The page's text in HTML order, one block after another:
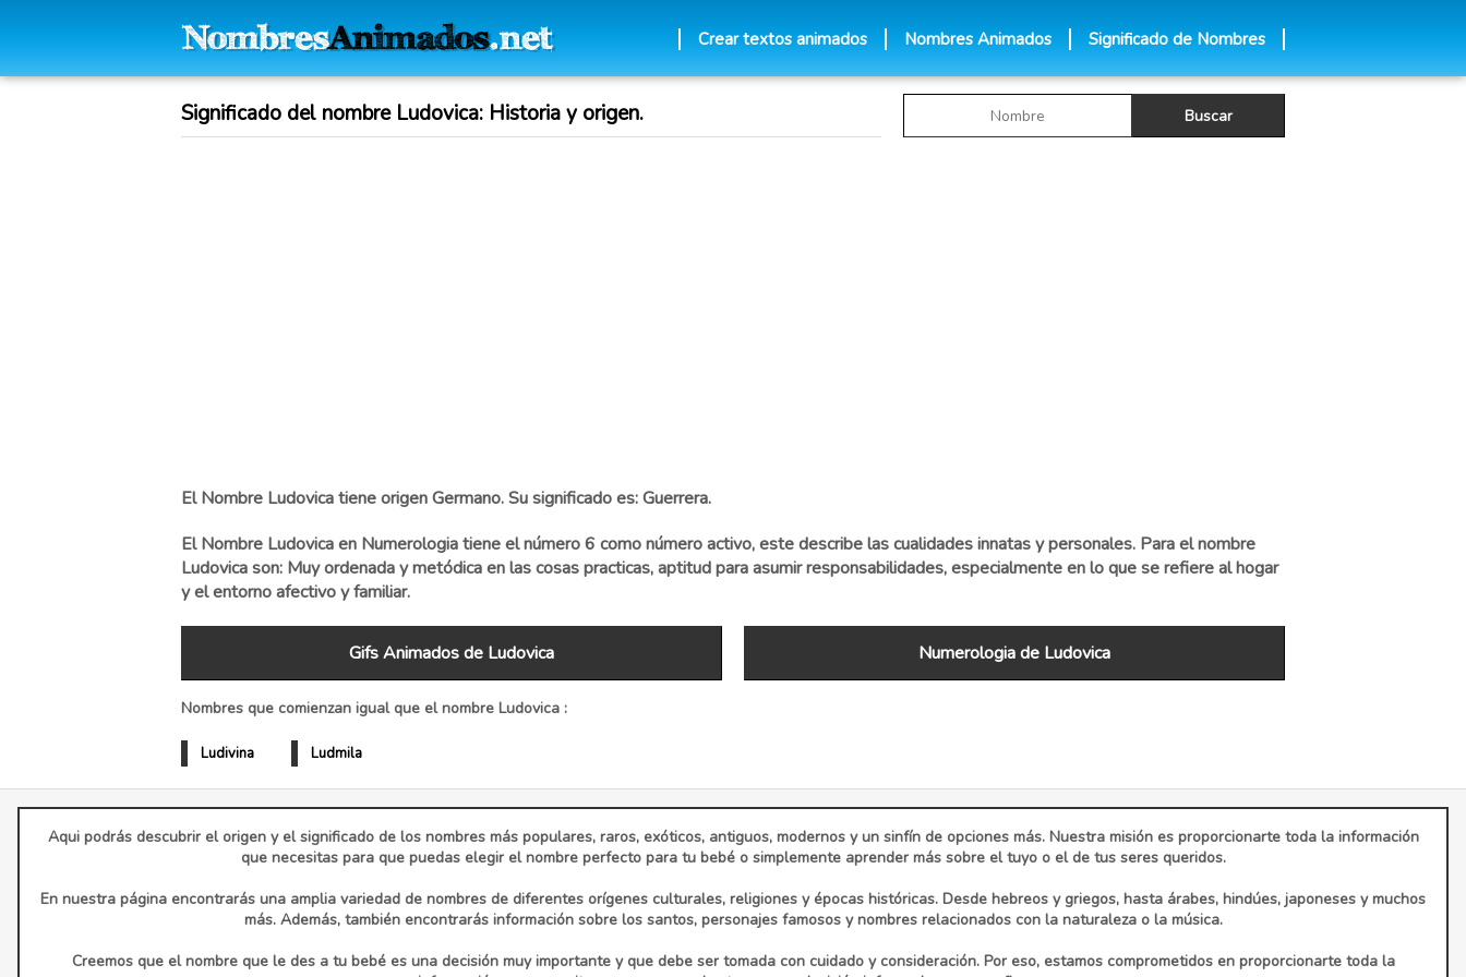
Crear textos animados Nombres Animados Significado de Nombres
Significado del nombre Ludovica: Historia y origen.
El Nombre Ludovica tiene origen Germano. Su significado es: Guerrera.
El Nombre Ludovica en Numerologia tiene el número 6 como número activo, este describe las cualidades innatas y personales. Para el nombre
Ludovica son: Muy ordenada y metódica en las cosas practicas, aptitud para asumir responsabilidades, especialmente en lo que se refiere al hogar
y el entorno afectivo y familiar.
Gifs Animados de Ludovica Numerologia de Ludovica
Nombres que comienzan igual que el nombre Ludovica :
Ludivina Ludmila
Aqui podrás descubrir el origen y el significado de los nombres más populares, raros, exóticos, antiguos, modernos y un sinfín de opciones más. Nuestra misión es proporcionarte toda la información
que necesitas para que puedas elegir el nombre perfecto para tu bebé o simplemente aprender más sobre el tuyo o el de tus seres queridos.
En nuestra página encontrarás una amplia variedad de nombres de diferentes orígenes culturales, religiones y épocas históricas. Desde hebreos y griegos, hasta árabes, hindúes, japoneses y muchos
más. Además, también encontrarás información sobre los santos, personajes famosos y nombres relacionados con la naturaleza o la música.
Creemos que el nombre que le des a tu bebé es una decisión muy importante y que debe ser tomada con cuidado y consideración. Por eso, estamos comprometidos en proporcionarte toda la